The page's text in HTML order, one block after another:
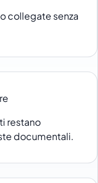
collegate senza
restano
documentali.